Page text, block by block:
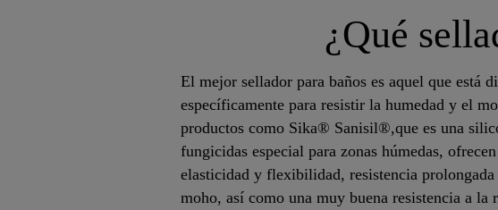
¿Qué
El mejor sellador para baños es aquel que está
específicamente para resistir la humedad y el
productos como Sika® Sanisil®,que es una
fungicidas especial para zonas húmedas,
elasticidad y flexibilidad, resistencia prolongada
moho, así como una muy buena resistencia a la